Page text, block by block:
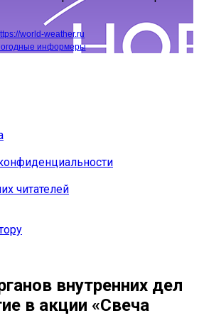
world-weather.ru
информеры
читателей
внутренних дел
в акции «Свеча